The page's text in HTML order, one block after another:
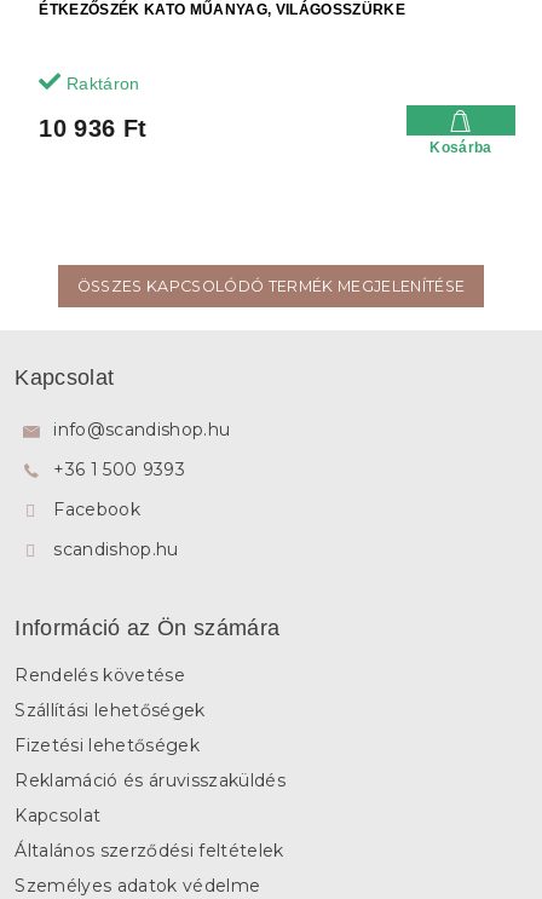
ÉTKEZŐSZÉK KATO MŰANYAG, VILÁGOSSZÜRKE
Raktáron
10 936 Ft
Kosárba
ÖSSZES KAPCSOLÓDÓ TERMÉK MEGJELENÍTÉSE
Kapcsolat
info@scandishop.hu
+36 1 500 9393
Facebook
scandishop.hu
Információ az Ön számára
Rendelés követése
Szállítási lehetőségek
Fizetési lehetőségek
Reklamáció és áruvisszaküldés
Kapcsolat
Általános szerződési feltételek
Személyes adatok védelme